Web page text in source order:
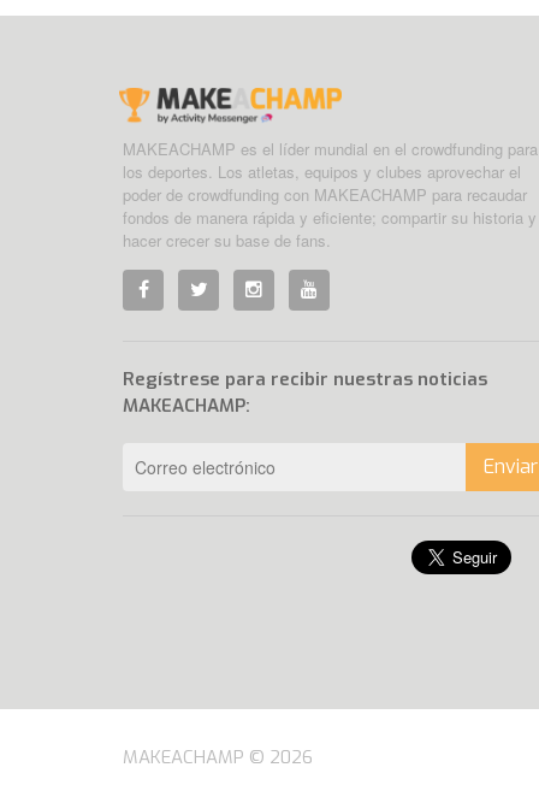
MAKEACHAMP es el líder mundial en el crowdfunding para
los deportes. Los atletas, equipos y clubes aprovechar el
poder de crowdfunding con MAKEACHAMP para recaudar
fondos de manera rápida y eficiente; compartir su historia y
hacer crecer su base de fans.
Regístrese para recibir nuestras noticias
MAKEACHAMP:
Enviar
MAKEACHAMP © 2026